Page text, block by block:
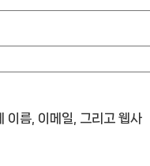
이름, 이메일, 그리고 웹사